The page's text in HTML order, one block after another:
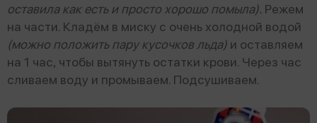
оставила как есть и просто хорошо помыла). Режем
на части. Кладём в миску с очень холодной водой
(можно положить пару кусочков льда) и оставляем
на 1 час, чтобы вытянуть остатки крови. Через час
сливаем воду и промываем. Подсушиваем.